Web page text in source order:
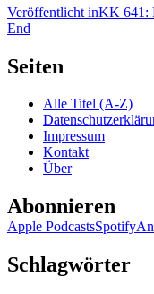
Veröffentlicht inKK 641:
End
Seiten
Alle Titel (A-Z)
Impressum
Kontakt
Über
Abonnieren
Apple PodcastsSpotify
Schlagwörter